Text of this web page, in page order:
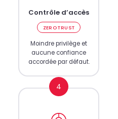
Contrôle d’accès
ZERO TRUST
Moindre privilège et
aucune confiance
accordée par défaut.
4